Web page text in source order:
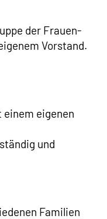
der Frauen-
Vorstand.
einem eigenen
und
Familien